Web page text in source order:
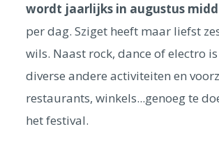
wordt jaarlijks in augustus
per dag. Sziget heeft maar liefst
wils. Naast rock, dance of electro
diverse andere activiteiten en
restaurants, winkels...genoeg te
het festival.